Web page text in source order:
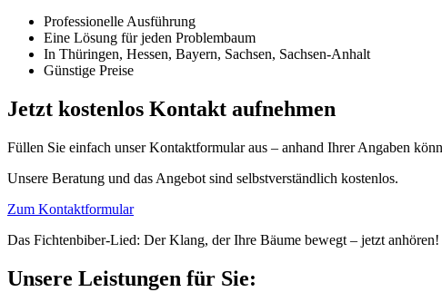
Professionelle Ausführung
Eine Lösung für jeden Problembaum
In Thüringen, Hessen, Bayern, Sachsen, Sachsen-Anhalt
Günstige Preise
Jetzt kostenlos Kontakt aufnehmen
Füllen Sie einfach unser Kontaktformular aus – anhand Ihrer Angaben
Unsere Beratung und das Angebot sind selbstverständlich kostenlos.
Zum Kontaktformular
Das Fichtenbiber-Lied: Der Klang, der Ihre Bäume bewegt – jetzt anhören!
Unsere Leistungen für Sie: